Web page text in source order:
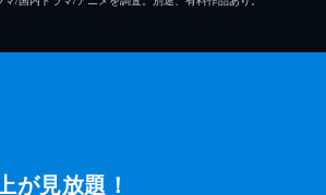
が見放題！